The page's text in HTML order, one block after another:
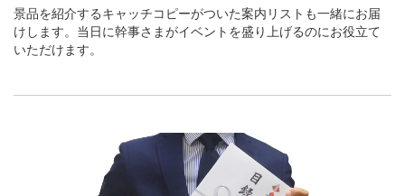
景品を紹介するキャッチコピーがついた案内リストも一緒にお届
けします。当日に幹事さまがイベントを盛り上げるのにお役立て
いただけます。